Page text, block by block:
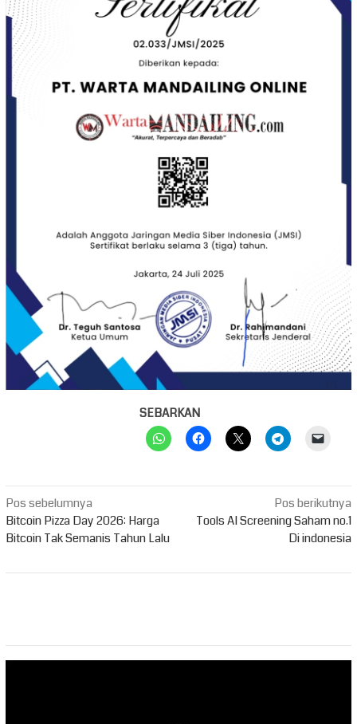
SEBARKAN
Navigasi
pos
Pos sebelumnya
Bitcoin Pizza Day 2026: Harga
Bitcoin Tak Semanis Tahun Lalu
Pos berikutnya
Tools AI Screening Saham no.1
Di indonesia